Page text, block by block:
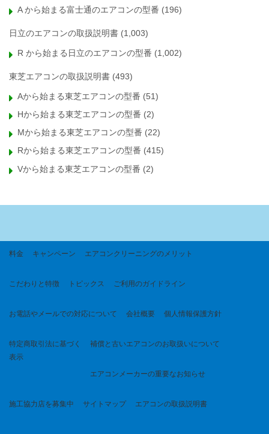
A から始まる富士通のエアコンの型番 (196)
日立のエアコンの取扱説明書 (1,003)
R から始まる日立のエアコンの型番 (1,002)
東芝エアコンの取扱説明書 (493)
Aから始まる東芝エアコンの型番 (51)
Hから始まる東芝エアコンの型番 (2)
Mから始まる東芝エアコンの型番 (22)
Rから始まる東芝エアコンの型番 (415)
Vから始まる東芝エアコンの型番 (2)
料金 キャンペーン エアコンクリーニングのメリット
こだわりと特徴 トピックス ご利用のガイドライン
お電話やメールでの対応について 会社概要 個人情報保護方針
特定商取引法に基づく
表示
補償と古いエアコンのお取扱いについて
エアコンメーカーの重要なお知らせ
施工協力店を募集中 サイトマップ エアコンの取扱説明書